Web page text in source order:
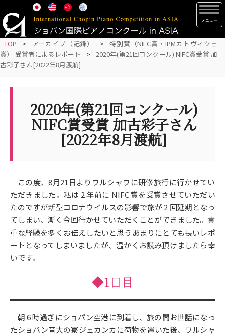
k
p
t
o
TOP > アーカイブ（記録） >
特別賞（NIFC賞・IPMカトヴィツェ
賞） 受賞者によるレポート
>
2020年(第21回コンクール) NIFC賞受賞 加
古彩子さん[2022年8月渡航]
2020年(第21回コンクール)
NIFC賞受賞 加古彩子さん
[2022年8月渡航]
この度、8月21日よりワルシャワに研修旅行に行かせてい
ただきました。私は 2 年前に NIFC 賞を受賞させていただい
たのですが新型コロナウイルスの影響で旅が 2 回延期となっ
てしまい、漸く今回行かせていただくことができました。貴
重な経験を多くお伝えしたいと思うあまりにとても長いレポ
ートとなってしまいましたが、温かくお読み頂けましたら幸
いです。
◆1日目
朝 6 時過ぎにショパン空港に到着し、旅の間お世話になっ
たショパン音大の寮ジェカンカに荷物を置いた後、ワルシャ